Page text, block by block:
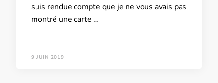
suis rendue compte que je ne vous avais pas
montré une carte …
9 JUIN 2019